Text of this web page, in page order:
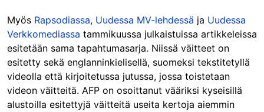
Myös Rapsodiassa, Uudessa MV-lehdessä ja Uudessa
Verkkomediassa tammikuussa julkaistuissa artikkeleissa
esitetään sama tapahtumasarja. Niissä väitteet on
esitetty sekä englanninkielisellä, suomeksi tekstitetyllä
videolla että kirjoitetussa jutussa, jossa toistetaan
videon väitteitä. AFP on osoittanut vääriksi kyseisillä
alustoilla esitettyjä väitteitä useita kertoja aiemmin